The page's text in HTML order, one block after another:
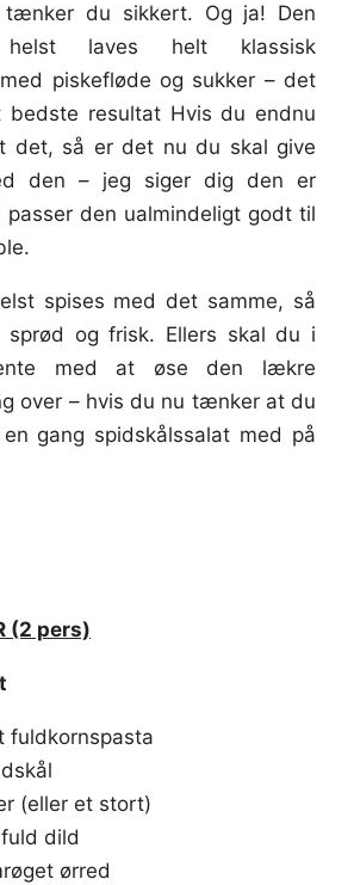
tænker du sikkert. Og ja! Den
laves helt klassisk
med piskefløde og sukker – det
bedste resultat Hvis du endnu
det, så er det nu du skal give
den – jeg siger dig den er
den ualmindeligt godt til
spises med det samme, så
og frisk. Ellers skal du i
med at øse den lækre
over – hvis du nu tænker at du
gang spidskålssalat med på
(2 pers)
fuldkornspasta
(eller et stort)
dild
ørred